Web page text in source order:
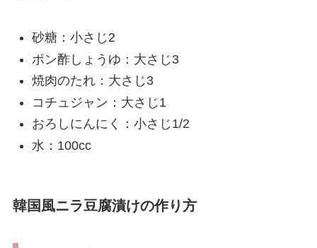
砂糖：小さじ2
ポン酢しょうゆ：大さじ3
焼肉のたれ：大さじ3
コチュジャン：大さじ1
おろしにんにく：小さじ1/2
水：100cc
韓国風ニラ豆腐漬けの作り方